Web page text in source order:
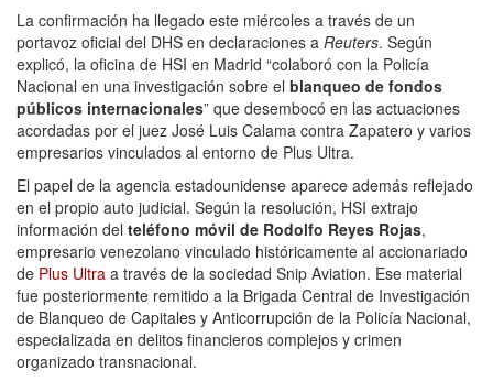
La confirmación ha llegado este miércoles a través de un
portavoz oficial del DHS en declaraciones a Reuters. Según
explicó, la oficina de HSI en Madrid “colaboró con la Policía
Nacional en una investigación sobre el blanqueo de fondos
públicos internacionales” que desembocó en las actuaciones
acordadas por el juez José Luis Calama contra Zapatero y varios
empresarios vinculados al entorno de Plus Ultra.
El papel de la agencia estadounidense aparece además reflejado
en el propio auto judicial. Según la resolución, HSI extrajo
información del teléfono móvil de Rodolfo Reyes Rojas,
empresario venezolano vinculado históricamente al accionariado
de Plus Ultra a través de la sociedad Snip Aviation. Ese material
fue posteriormente remitido a la Brigada Central de Investigación
de Blanqueo de Capitales y Anticorrupción de la Policía Nacional,
especializada en delitos financieros complejos y crimen
organizado transnacional.